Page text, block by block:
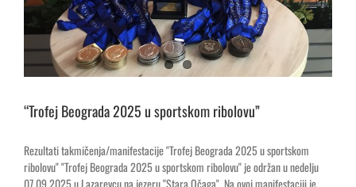
“Trofej Beograda 2025 u sportskom ribolovu”
Rezultati takmičenja/manifestacije "Trofej Beograda 2025 u sportskom
ribolovu" "Trofej Beograda 2025 u sportskom ribolovu" je održan u nedelju
07.09.2025 u Lazarevcu na jezeru "Stara Očaga". Na ovoj manifestaciji je